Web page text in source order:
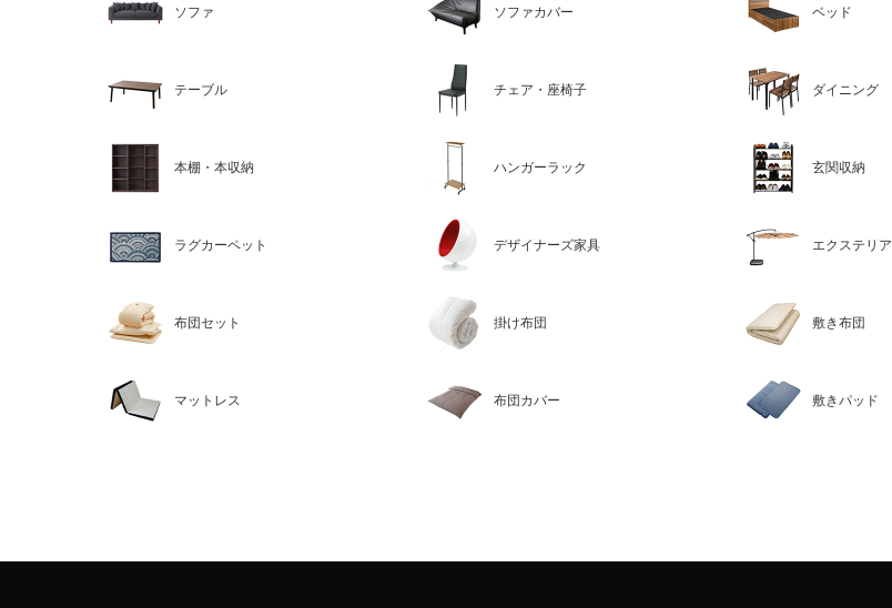
ソファ ソファカバー ベッド
テーブル チェア・座椅子 ダイニング
本棚・本収納 ハンガーラック 玄関収納
ラグカーペット デザイナーズ家具 エクステリア
布団セット 掛け布団 敷き布団
マットレス 布団カバー 敷きパッド